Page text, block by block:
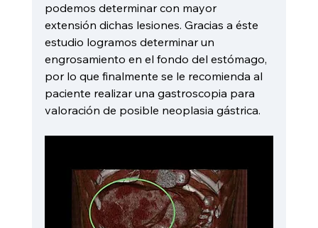
podemos determinar con mayor
extensión dichas lesiones. Gracias a éste
estudio logramos determinar un
engrosamiento en el fondo del estómago,
por lo que finalmente se le recomienda al
paciente realizar una gastroscopia para
valoración de posible neoplasia gástrica.